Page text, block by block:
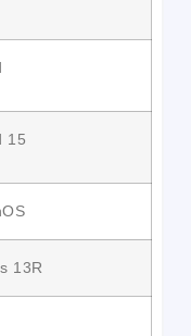
15
13R